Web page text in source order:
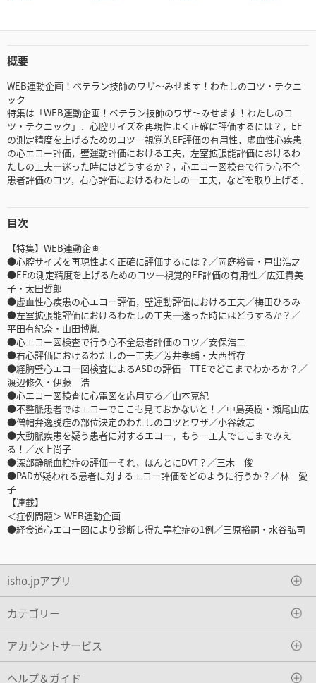
概要
WEB連動企画！ベテラン技師のワザ～みせます！わたしのコツ・テクニ
ック
特集は「WEB連動企画！ベテラン技師のワザ～みせます！わたしのコ
ツ・テクニック」．心腔サイズを再現性よく正確に評価するには？，EF
の測定精度を上げるためのコツ—視覚的EF評価の有用性，虚血性心疾患
の心エコー評価，壁運動評価における工夫，左室拡張能評価におけるわ
たしの工夫—迷った時にはどうするか？，心エコー図検査で行う心不全
患者評価のコツ，右心評価におけるわたしの一工夫，などを取り上げる．
目次
【特集】WEB連動企画
●心腔サイズを再現性よく正確に評価するには？／岡庭裕貴・戸出浩之
●EFの測定精度を上げるためのコツ—視覚的EF評価の有用性／広江貴美
子・太田哲郎
●虚血性心疾患の心エコー評価，壁運動評価における工夫／梅田ひろみ
●左室拡張能評価におけるわたしの工夫—迷った時にはどうするか？／
平田有紀奈・山田博胤
●心エコー図検査で行う心不全患者評価のコツ／安保浩二
●右心評価におけるわたしの一工夫／芳井孝輔・大西哲存
●経胸壁心エコー図検査によるASDの評価—TTEでどこまでわかるか？／
渡辺修久・伊藤 浩
●心エコー図検査に心電図を応用する／山本克紀
●不整脈患者ではエコーでここも見ておかないと！／中島英樹・瀬尾由広
●僧帽弁逸脱症の部位決定のわたしのコツとワザ／小谷敦志
●大動脈疾患を疑う患者に対するエコー，もう一工夫でここまでみえ
る！／水上尚子
●深部静脈血栓症の評価—それ，ほんとにDVT？／三木 俊
●PADが疑われる患者に対するエコー評価をどのように行うか？／林 愛
子
【連載】
＜症例問題＞ WEB連動企画
●経食道心エコー図により診断し得た塞栓症の1例／三原裕嗣・水谷弘司
isho.jpアプリ
カテゴリー
アカウントサービス
ヘルプ＆ガイド